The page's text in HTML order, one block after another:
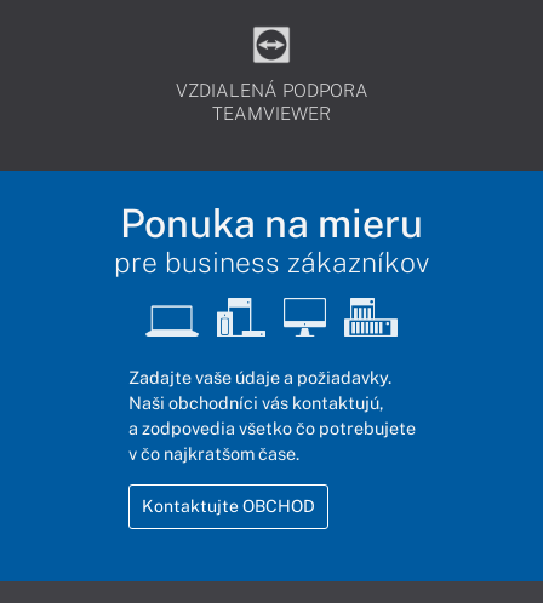
VZDIALENÁ PODPORA
TEAMVIEWER
Ponuka na mieru
pre business zákazníkov
Zadajte vaše údaje a požiadavky.
Naši obchodníci vás kontaktujú,
a zodpovedia všetko čo potrebujete
v čo najkratšom čase.
Kontaktujte OBCHOD